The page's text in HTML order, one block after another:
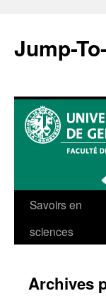
contenu
Jump-
Savoirs en
sciences
Archives